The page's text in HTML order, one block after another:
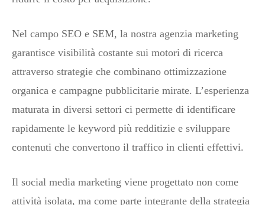
Nel campo SEO e SEM, la nostra agenzia marketing
garantisce visibilità costante sui motori di ricerca
attraverso strategie che combinano ottimizzazione
organica e campagne pubblicitarie mirate. L’esperienza
maturata in diversi settori ci permette di identificare
rapidamente le keyword più redditizie e sviluppare
contenuti che convertono il traffico in clienti effettivi.
Il social media marketing viene progettato non come
attività isolata, ma come parte integrante della strategia